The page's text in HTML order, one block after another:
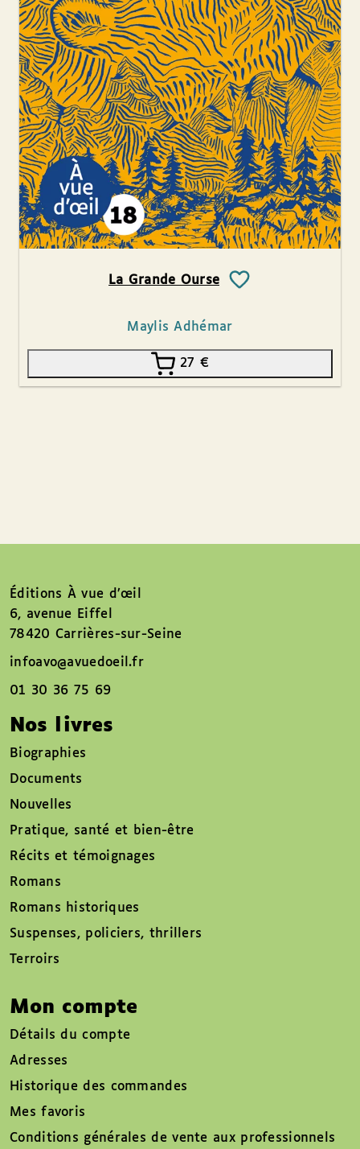
La Grande Ourse
Maylis Adhémar
27 €
Éditions À vue d’œil
6, avenue Eiffel
78420 Carrières-sur-Seine
infoavo@avuedoeil.fr
01 30 36 75 69
Nos livres
Biographies
Documents
Nouvelles
Pratique, santé et bien-être
Récits et témoignages
Romans
Romans historiques
Suspenses, policiers, thrillers
Terroirs
Mon compte
Détails du compte
Adresses
Historique des commandes
Mes favoris
Conditions générales de vente aux professionnels